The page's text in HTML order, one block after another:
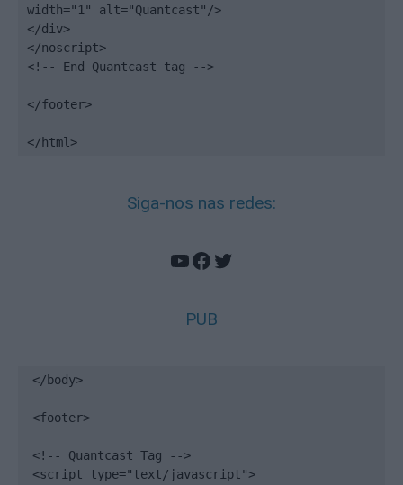
width="1" alt="Quantcast"/>
</div>
</noscript>
<!-- End Quantcast tag -->
</footer>
</html>
Siga-nos nas redes:
YouTube
Facebook
Twitter
PUB
</body>
<footer>
<!-- Quantcast Tag -->
<script type="text/javascript">